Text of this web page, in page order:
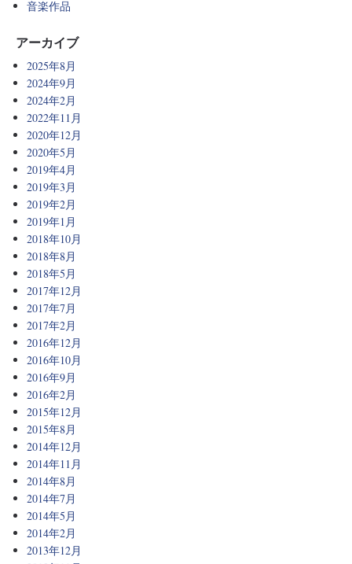
音楽作品
アーカイブ
2025年8月
2024年9月
2024年2月
2022年11月
2020年12月
2020年5月
2019年4月
2019年3月
2019年2月
2019年1月
2018年10月
2018年8月
2018年5月
2017年12月
2017年7月
2017年2月
2016年12月
2016年10月
2016年9月
2016年2月
2015年12月
2015年8月
2014年12月
2014年11月
2014年8月
2014年7月
2014年5月
2014年2月
2013年12月